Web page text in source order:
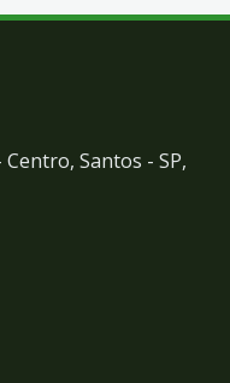
Santos - SP,